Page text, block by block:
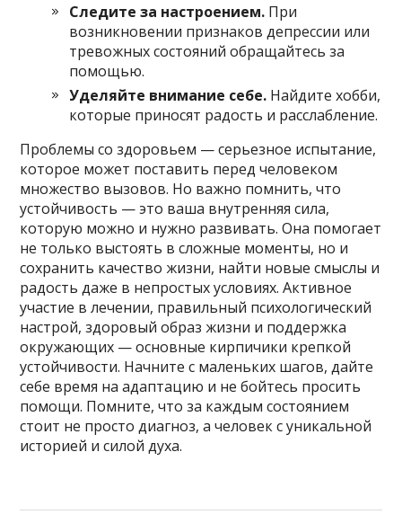
Следите за настроением. При
возникновении признаков депрессии или
тревожных состояний обращайтесь за
помощью.
Уделяйте внимание себе. Найдите хобби,
которые приносят радость и расслабление.
Проблемы со здоровьем — серьезное испытание,
которое может поставить перед человеком
множество вызовов. Но важно помнить, что
устойчивость — это ваша внутренняя сила,
которую можно и нужно развивать. Она помогает
не только выстоять в сложные моменты, но и
сохранить качество жизни, найти новые смыслы и
радость даже в непростых условиях. Активное
участие в лечении, правильный психологический
настрой, здоровый образ жизни и поддержка
окружающих — основные кирпичики крепкой
устойчивости. Начните с маленьких шагов, дайте
себе время на адаптацию и не бойтесь просить
помощи. Помните, что за каждым состоянием
стоит не просто диагноз, а человек с уникальной
историей и силой духа.